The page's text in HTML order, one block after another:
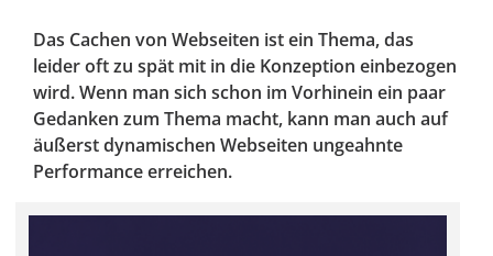
Das Cachen von Webseiten ist ein Thema, das
leider oft zu spät mit in die Konzeption einbezogen
wird. Wenn man sich schon im Vorhinein ein paar
Gedanken zum Thema macht, kann man auch auf
äußerst dynamischen Webseiten ungeahnte
Performance erreichen.